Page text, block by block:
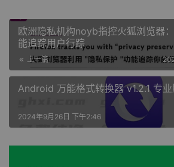
欧洲隐私机构noyb指控火狐浏览器
能追踪用户行踪
上一篇
Android 万能格式转换器 v1.2.1 专业
2024年9月26日 下午2:46